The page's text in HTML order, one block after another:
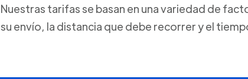
Nuestras tarifas se basan en una variedad de
su envío, la distancia que debe recorrer y el